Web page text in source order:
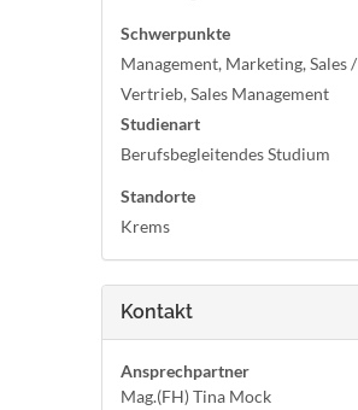
Schwerpunkte
Management, Marketing, Sales /
Vertrieb, Sales Management
Studienart
Berufsbegleitendes Studium
Standorte
Krems
Kontakt
Ansprechpartner
Mag.(FH) Tina Mock